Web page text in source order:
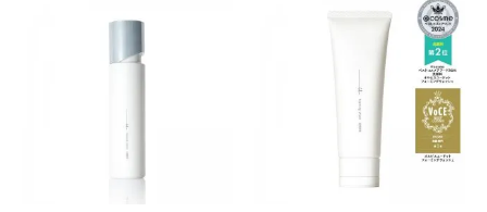
くいメイクを落とす際は、乾いた手
てください。3.メイクとなじんだ
てください。各商品の詳しい情報は
商品ページをご覧ください。・
BEAUTY夏祭りは、こちら
へ導く保湿成分、植物由来アミノ酸
え、すこやかに保つ保湿成分、微生
荒れを防ぐ保湿成分*5 ウォッシュ
を除くLM＝さっぱり高保湿タイプ
（脂性肌～普通肌）RM＝しっとり
へ導く保湿成分、植物由来アミノ酸
（エルゴチオネイン）配合＝肌を整
え、すこやかに保つ保湿成分、微生
物由来アミノ酸（エクトイン）配合
＝乱れた角層にうるおいを与え、肌
荒れを防ぐ保湿成分*5 ウォッシュ
を除くLM＝さっぱり高保湿タイプ
（脂性肌～普通肌）RM＝しっとり
「オルビス アクアニスト」。乾燥
る持続型トリプルアミノ酸(*4)を配
どまってうるおいを蓄えてくれま
す。刺激を受けやすくなった角層を
うるおいで満たし、脱・敏感肌を目
指します。無油分・無着色・無香
処するのではなく、肌で起きている
ことの根本原因に着目。加齢ととも
に現れる年齢サインについて研究を
進めたところ、弾力感のない状態で
ある「ハリのなさ」や、くすみ(*6)
などが現れている状態である「透明
感のなさ」が、大人の肌印象に大き